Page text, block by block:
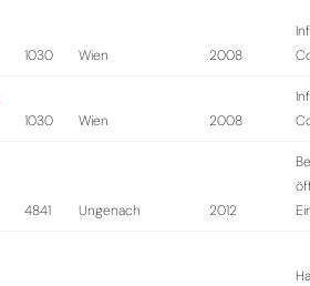
1030 Wien 2008
1030 Wien 2008
4841 Ungenach 2012